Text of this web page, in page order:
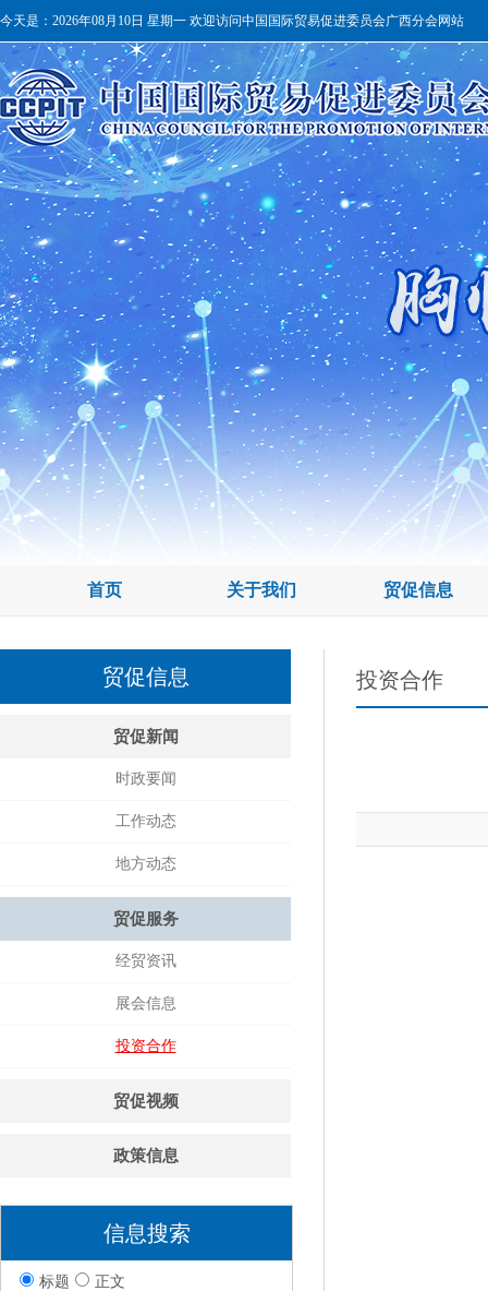
今天是： 2026年08月10日 星期一 欢迎访问中国国际贸易促进委员会广西分会网站
首页 关于我们 贸促信息
贸促信息
贸促新闻
时政要闻
工作动态
地方动态
贸促服务
经贸资讯
展会信息
投资合作
贸促视频
政策信息
信息搜索
标题 正文
投资合作